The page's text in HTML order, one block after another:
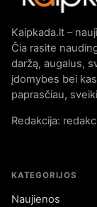
Kaipkada.lt –
Čia rasite
daržą, augalus,
įdomybes bei
paprasčiau,
Redakcija:
KATEGORIJOS
Naujienos